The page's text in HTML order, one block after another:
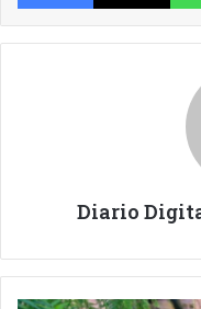
Diario